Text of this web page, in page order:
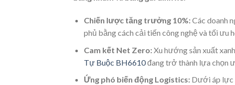
Chiến lược tăng trưởng 10%:Các doanh
phủ bằng cách cải tiến công nghệ và tối ưu
Cam kết Net Zero:Xu hướng sản xuất
Tự Buộc BH6610đang trở thành lựa chọn
Ứng phó biến động Logistics:Dưới áp lực